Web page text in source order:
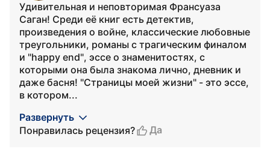
Удивительная и неповторимая Франсуаза
Саган! Среди её книг есть детектив,
произведения о войне, классические любовные
треугольники, романы с трагическим финалом
и "happy end", эссе о знаменитостях, с
которыми она была знакома лично, дневник и
даже басня! "Страницы моей жизни" - это эссе,
в котором...
Развернуть
Понравилась рецензия?
Да